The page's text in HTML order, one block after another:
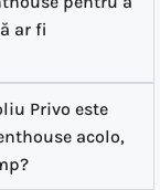
ar fi
Privo este
acolo,